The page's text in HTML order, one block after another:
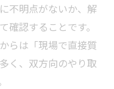
不明点がないか、解
確認することです。
らは「現場で直接質
く、双方向のやり取